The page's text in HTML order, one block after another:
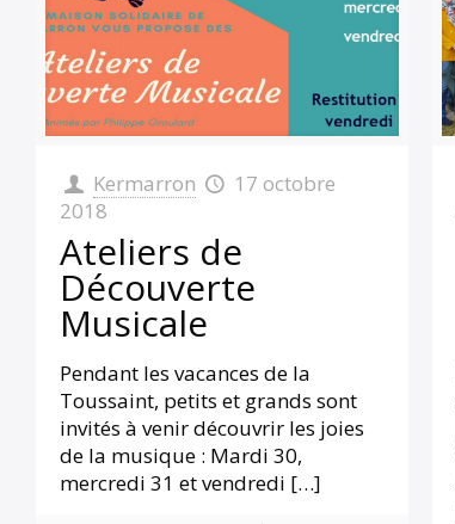
Kermarron
17 octobre
2018
Ateliers de
Découverte
Musicale
Pendant les vacances de la
Toussaint, petits et grands sont
invités à venir découvrir les joies
de la musique : Mardi 30,
mercredi 31 et vendredi […]